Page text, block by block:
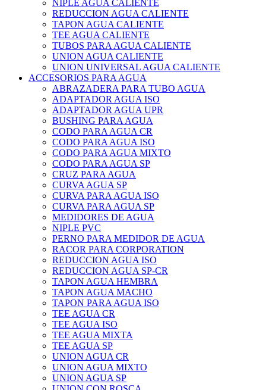
NIPLE AGUA CALIENTE
REDUCCION AGUA CALIENTE
TAPON AGUA CALIENTE
TEE AGUA CALIENTE
TUBOS PARA AGUA CALIENTE
UNION AGUA CALIENTE
UNION UNIVERSAL AGUA CALIENTE
ACCESORIOS PARA AGUA
ABRAZADERA PARA TUBO AGUA
ADAPTADOR AGUA ISO
ADAPTADOR AGUA UPR
BUSHING PARA AGUA
CODO PARA AGUA CR
CODO PARA AGUA ISO
CODO PARA AGUA MIXTO
CODO PARA AGUA SP
CRUZ PARA AGUA
CURVA AGUA SP
CURVA PARA AGUA ISO
CURVA PARA AGUA SP
MEDIDORES DE AGUA
NIPLE PVC
PERNO PARA MEDIDOR DE AGUA
RACOR PARA CORPORATION
REDUCCION AGUA ISO
REDUCCION AGUA SP-CR
TAPON AGUA HEMBRA
TAPON AGUA MACHO
TAPON PARA AGUA ISO
TEE AGUA CR
TEE AGUA ISO
TEE AGUA MIXTA
TEE AGUA SP
UNION AGUA CR
UNION AGUA MIXTO
UNION AGUA SP